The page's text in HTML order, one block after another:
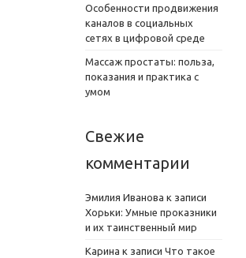
Особенности продвижения
каналов в социальных
сетях в цифровой среде
Массаж простаты: польза,
показания и практика с
умом
Свежие
комментарии
Эмилия Иванова к записи
Хорьки: Умные проказники
и их таинственный мир
Карина к записи Что такое